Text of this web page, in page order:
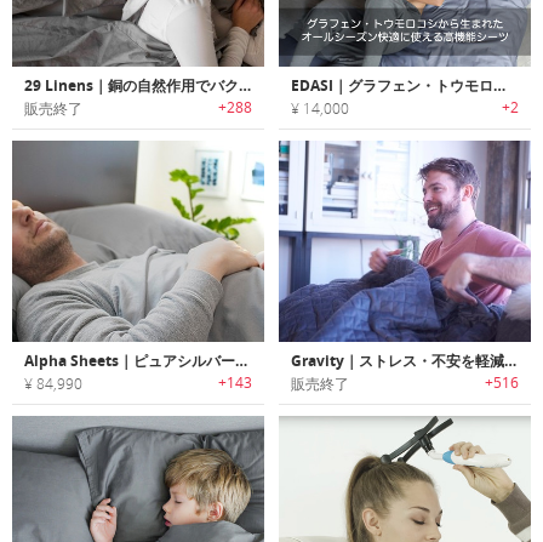
29 Linens｜銅の自然作用でバクテリアを殺菌するベッドシーツ/ピローケース「29リネン」
販売終了 +288
EDASI｜グラフェン・トウモロコシから生まれたオールシーズン快適に使える高機能シーツ「エダーシ」
¥ 14,000 +2
Alpha Sheets｜ピュアシルバーでバクテリアや真菌、ウイルス、臭いを抑えるベッドシーツ「アルファ」
¥ 84,990 +143
Gravity｜ストレス・不安を軽減しリラックス効果を高めるブランケット「グラビティ」
販売終了 +516